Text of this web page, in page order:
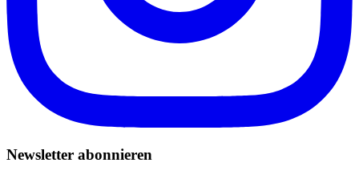
Newsletter abonnieren